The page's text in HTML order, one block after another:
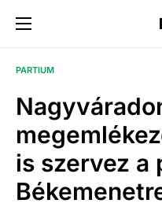
PARTIUM
is szervez a